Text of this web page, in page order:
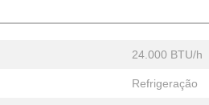
24.000 BTU/h
Refrigeração